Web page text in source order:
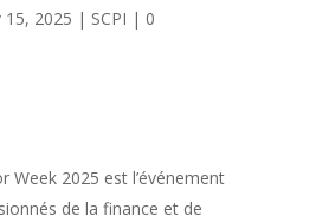
15, 2025 | SCPI | 0
Week 2025 est l’événement
de la finance et de